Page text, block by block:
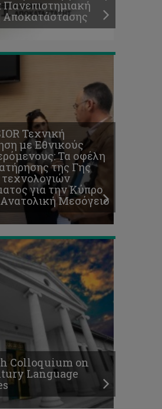
Πανεπιστημιακή
Αποκατάστασης
Τεχνική
με Εθνικούς
Τα οφέλη
της Γης
για την Κύπρο
Μεσόγειο
Colloquium on
Language